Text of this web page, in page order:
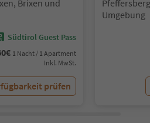
Brixen und
Südtirol Guest Pass
€ 1 Nacht / 1 Apartment
Inkl. MwSt.
prüfen
Standort:
Umgebung